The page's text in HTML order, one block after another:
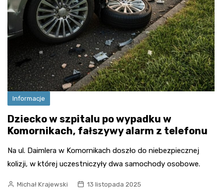
Informacje
Dziecko w szpitalu po wypadku w
Komornikach, fałszywy alarm z telefonu
Na ul. Daimlera w Komornikach doszło do niebezpiecznej
kolizji, w której uczestniczyły dwa samochody osobowe.
Michał Krajewski 13 listopada 2025